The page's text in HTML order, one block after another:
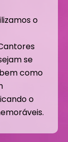
o
se
como
o